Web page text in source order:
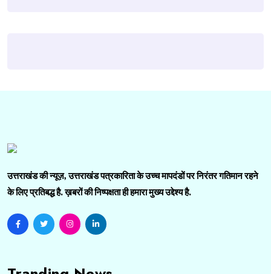
उत्तराखंड की न्यूज़, उत्तराखंड पत्रकारिता के उच्च मापदंडों पर निरंतर गतिमान रहने
के लिए प्रतिबद्ध है. ख़बरों की निष्पक्षता ही हमारा मुख्य उद्देश्य है.